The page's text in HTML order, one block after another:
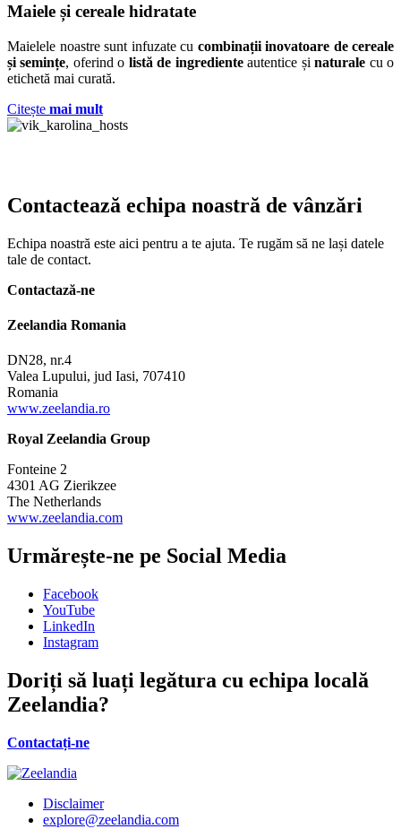
Maiele și cereale hidratate
Maielele noastre sunt infuzate cu combinații inovatoare de cereale
și semințe, oferind o listă de ingredienteautentice șinaturale cu o
etichetă mai curată.
Citește mai mult
Contactează echipa noastră de vânzări
Echipa noastră este aici pentru a te ajuta. Te rugăm să ne lași datele
tale de contact.
Contactază-ne
Zeelandia Romania
DN28, nr.4
Valea Lupului, jud Iasi, 707410
Romania
www.zeelandia.ro
Royal Zeelandia Group
Fonteine 2
4301 AG Zierikzee
The Netherlands
www.zeelandia.com
Urmărește-ne pe Social Media
Facebook
YouTube
LinkedIn
Instagram
Doriți să luați legătura cu echipa locală
Zeelandia?
Contactați-ne
Disclaimer
explore@zeelandia.com